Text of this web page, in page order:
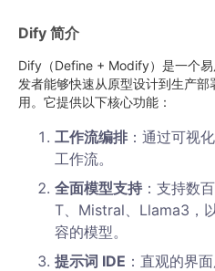
Dify 简介
Dify（Define + Modify）是一个
发者能够快速从原型设计到生产
用。它提供以下核心功能：
工作流编排：通过可视
工作流。
全面模型支持 ：支持数
T、Mistral、Llama3，
容的模型。
提示词 IDE ：直观的界